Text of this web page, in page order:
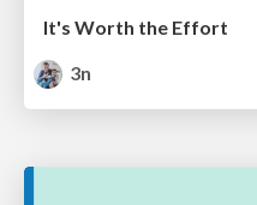
It's Worth the Effort
3n